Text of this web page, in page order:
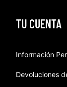
TU CUENTA
Información
Devoluciones